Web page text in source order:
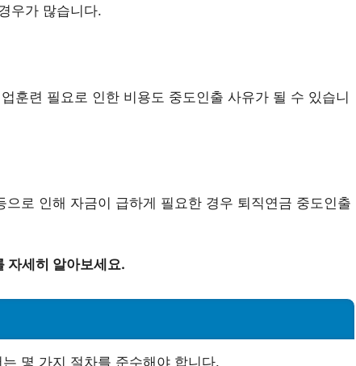
우가 많습니다.
훈련 필요로 인한 비용도 중도인출 사유가 될 수 있습니
로 인해 자금이 급하게 필요한 경우 퇴직연금 중도인출
자세히 알아보세요.
몇 가지 절차를 준수해야 합니다.